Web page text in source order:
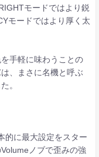
モードではより鋭
モードではより厚く太
手軽に味わうことの
、まさに名機と呼ぶ
。
的に最大設定をスター
ノブで歪みの強